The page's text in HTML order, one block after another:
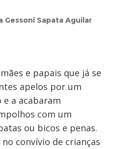
Gessoni Sapata Aguilar
e papais que já se
apelos por um
a acabaram
com um
ou bicos e penas.
convívio de crianças